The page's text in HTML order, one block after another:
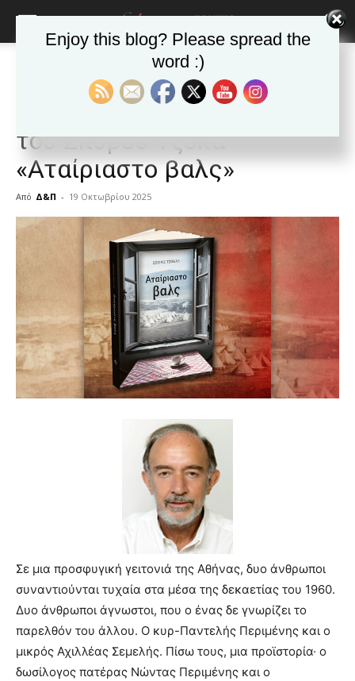
Δημοφιλή άρθρα ΕΙΔΗΣΕΙΣ Ελλαδα
Κυκλοφόρησε το νέο βιβλίο
του Σπύρου Τζόκα
«Αταίριαστο βαλς»
Από Δ&Π - 19 Οκτωβρίου 2025
blonde
lesbians
hot
cam
show.
desi
xxx
brandi
lyons
teaches
you
Σε μια προσφυγική γειτονιά της Αθήνας, δυο άνθρωποι
συναντιούνται τυχαία στα μέσα της δεκαετίας του 1960.
Δυο άνθρωποι άγνωστοι, που ο ένας δε γνωρίζει το
παρελθόν του άλλου. Ο κυρ-Παντελής Περιμένης και ο
μικρός Αχιλλέας Σεμελής. Πίσω τους, μια προϊστορία· ο
δωσίλογος πατέρας Νώντας Περιμένης και ο
Enjoy this blog? Please spread the
word :)